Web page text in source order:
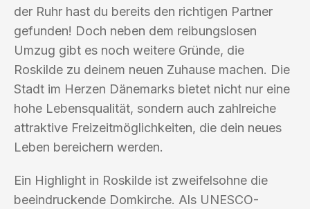
der Ruhr hast du bereits den richtigen Partner
gefunden! Doch neben dem reibungslosen
Umzug gibt es noch weitere Gründe, die
Roskilde zu deinem neuen Zuhause machen. Die
Stadt im Herzen Dänemarks bietet nicht nur eine
hohe Lebensqualität, sondern auch zahlreiche
attraktive Freizeitmöglichkeiten, die dein neues
Leben bereichern werden.
Ein Highlight in Roskilde ist zweifelsohne die
beeindruckende Domkirche. Als UNESCO-